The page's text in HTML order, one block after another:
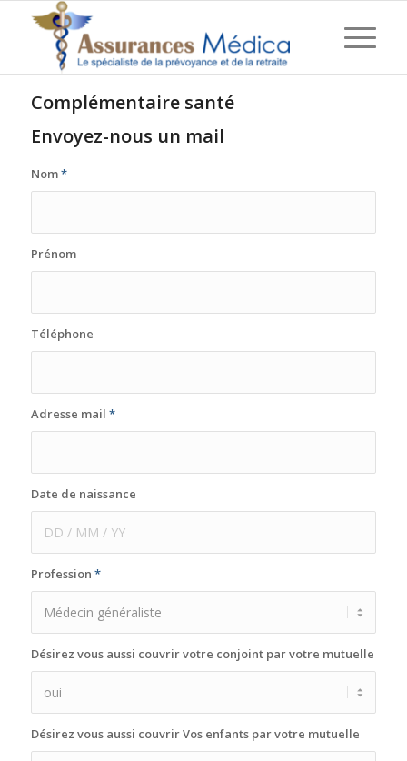
Complémentaire santé
Envoyez-nous un mail
Nom*
Prénom
Téléphone
Adresse mail *
Date de naissance
Profession *
Désirez vous aussi couvrir votre conjoint par votre mutuelle
Désirez vous aussi couvrir Vos enfants par votre mutuelle